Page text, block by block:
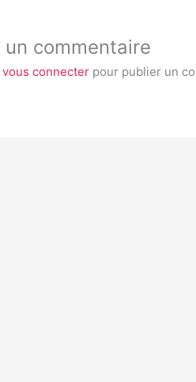
un commentaire
vous connecter pour publier un